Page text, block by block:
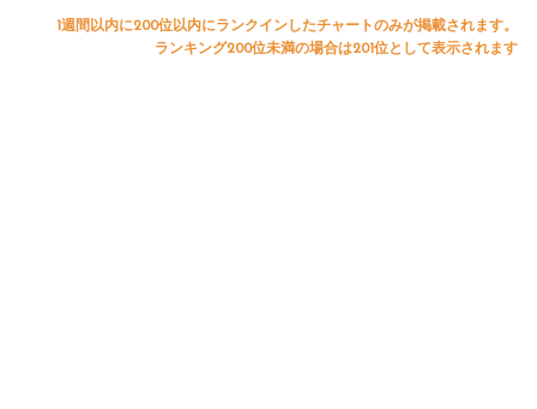
1週間以内に200位以内にランクインしたチャートのみが掲載されます。
ランキング200位未満の場合は201位として表示されます